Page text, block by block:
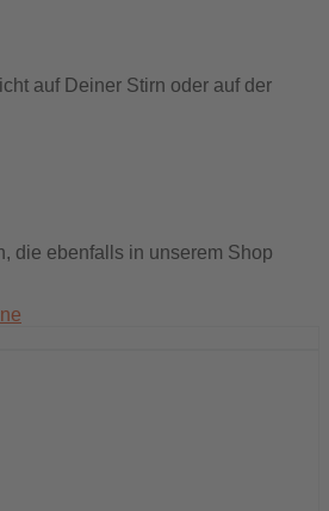
auf Deiner Stirn oder auf der
die ebenfalls in unserem Shop